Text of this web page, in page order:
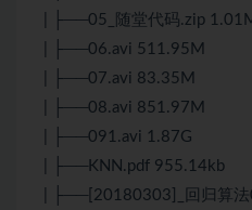
| ├──05_随堂代码.zip
| ├──06.avi 511.95M
| ├──07.avi 83.35M
| ├──08.avi 851.97M
| ├──091.avi 1.87G
| ├──KNN.pdf 955.14kb
| ├──[20180303]_回归算